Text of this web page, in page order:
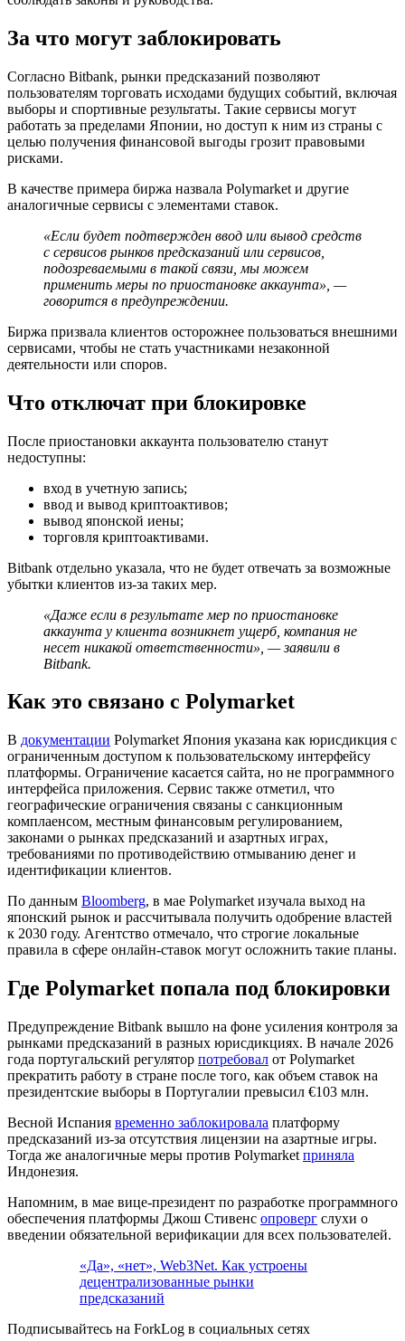
За что могут заблокировать
Согласно Bitbank, рынки предсказаний позволяют
пользователям торговать исходами будущих событий, включая
выборы и спортивные результаты. Такие сервисы могут
работать за пределами Японии, но доступ к ним из страны с
целью получения финансовой выгоды грозит правовыми
рисками.
В качестве примера биржа назвала Polymarket и другие
аналогичные сервисы с элементами ставок.
«Если будет подтвержден ввод или вывод средств
с сервисов рынков предсказаний или сервисов,
подозреваемыми в такой связи, мы можем
применить меры по приостановке аккаунта», —
говорится в предупреждении.
Биржа призвала клиентов осторожнее пользоваться внешними
сервисами, чтобы не стать участниками незаконной
деятельности или споров.
Что отключат при блокировке
После приостановки аккаунта пользователю станут
недоступны:
вход в учетную запись;
ввод и вывод криптоактивов;
вывод японской иены;
торговля криптоактивами.
Bitbank отдельно указала, что не будет отвечать за возможные
убытки клиентов из-за таких мер.
«Даже если в результате мер по приостановке
аккаунта у клиента возникнет ущерб, компания не
несет никакой ответственности», — заявили в
Bitbank.
Как это связано с Polymarket
В документации Polymarket Япония указана как юрисдикция с
ограниченным доступом к пользовательскому интерфейсу
платформы. Ограничение касается сайта, но не программного
интерфейса приложения. Сервис также отметил, что
географические ограничения связаны с санкционным
комплаенсом, местным финансовым регулированием,
законами о рынках предсказаний и азартных играх,
требованиями по противодействию отмыванию денег и
идентификации клиентов.
По данным Bloomberg, в мае Polymarket изучала выход на
японский рынок и рассчитывала получить одобрение властей
к 2030 году. Агентство отмечало, что строгие локальные
правила в сфере онлайн-ставок могут осложнить такие планы.
Где Polymarket попала под блокировки
Предупреждение Bitbank вышло на фоне усиления контроля за
рынками предсказаний в разных юрисдикциях. В начале 2026
года португальский регулятор потребовал от Polymarket
прекратить работу в стране после того, как объем ставок на
президентские выборы в Португалии превысил €103 млн.
Весной Испания временно заблокировала платформу
предсказаний из-за отсутствия лицензии на азартные игры.
Тогда же аналогичные меры против Polymarket приняла
Индонезия.
Напомним, в мае вице-президент по разработке программного
обеспечения платформы Джош Стивенс опроверг слухи о
введении обязательной верификации для всех пользователей.
«Да», «нет», Web3Net. Как устроены
децентрализованные рынки
предсказаний
Подписывайтесь на ForkLog в социальных сетях